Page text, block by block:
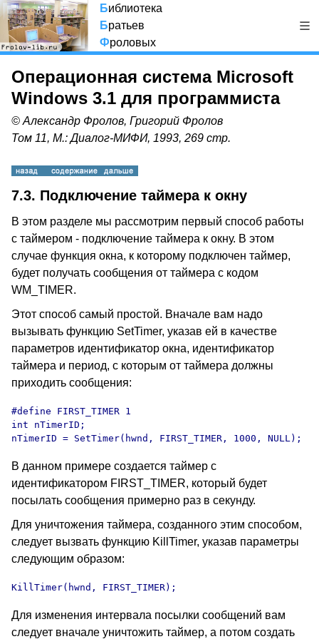
Библиотека
Братьев
Фроловых
Операционная система Microsoft
Windows 3.1 для программиста
© Александр Фролов, Григорий Фролов
Том 11, М.: Диалог-МИФИ, 1993, 269 стр.
7.3. Подключение таймера к окну
В этом разделе мы рассмотрим первый способ работы
с таймером - подключение таймера к окну. В этом
случае функция окна, к которому подключен таймер,
будет получать сообщения от таймера с кодом
WM_TIMER.
Этот способ самый простой. Вначале вам надо
вызывать функцию SetTimer, указав ей в качестве
параметров идентификатор окна, идентификатор
таймера и период, с которым от таймера должны
приходить сообщения:
#define FIRST_TIMER 1
int nTimerID;
nTimerID = SetTimer(hwnd, FIRST_TIMER, 1000, NULL);
В данном примере создается таймер с
идентификатором FIRST_TIMER, который будет
посылать сообщения примерно раз в секунду.
Для уничтожения таймера, созданного этим способом,
следует вызвать функцию KillTimer, указав параметры
следующим образом:
KillTimer(hwnd, FIRST_TIMER);
Для изменения интервала посылки сообщений вам
следует вначале уничтожить таймер, а потом создать